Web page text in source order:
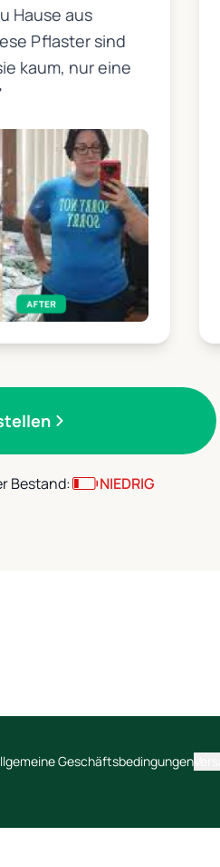
Hause aus
Pflaster sind
kaum, nur eine
Bestand: NIEDRIG
Geschäftsbedingungen